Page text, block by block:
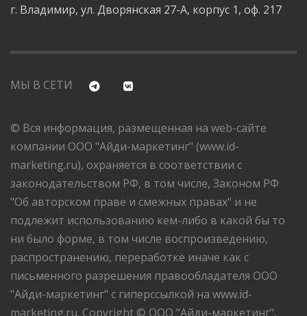
г. Владимир, ул. Дворянская 27-А, корпус 1, оф. 217
МЫ В СЕТИ
© Вся информация, размещенная на web-сайте
компании ООО "Айди-маркетинг" (www.id-
marketing.ru), охраняется в соответствии с
законодательством РФ, в том числе, Законом РФ
"Об авторском праве и смежных правах" и не
подлежит использованию кем-либо в какой бы то
ни было форме, в том числе воспроизведению,
распространению, переработке иначе как с
письменного разрешения правообладателя ООО
"Айди-маркетинг" с гиперссылкой на www.id-
marketing.ru. Copyright © ООО "Айди-маркетинг",